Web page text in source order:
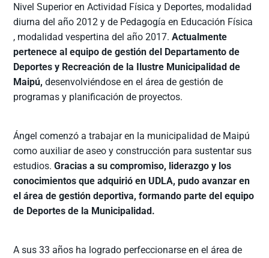
Nivel Superior en Actividad Física y Deportes, modalidad
diurna del año 2012 y de Pedagogía en Educación Física
, modalidad vespertina del año 2017.Actualmente
pertenece al equipo de gestión del Departamento de
Deportes y Recreación de la Ilustre Municipalidad de
Maipú, desenvolviéndose en el área de gestión de
programas y planificación de proyectos.
Ángel comenzó a trabajar en la municipalidad de Maipú
como auxiliar de aseo y construcción para sustentar sus
estudios.Gracias a su compromiso, liderazgo y los
conocimientos que adquirió en UDLA, pudo avanzar en
el área de gestión deportiva, formando parte del equipo
de Deportes de la Municipalidad.
A sus 33 años ha logrado perfeccionarse en el área de